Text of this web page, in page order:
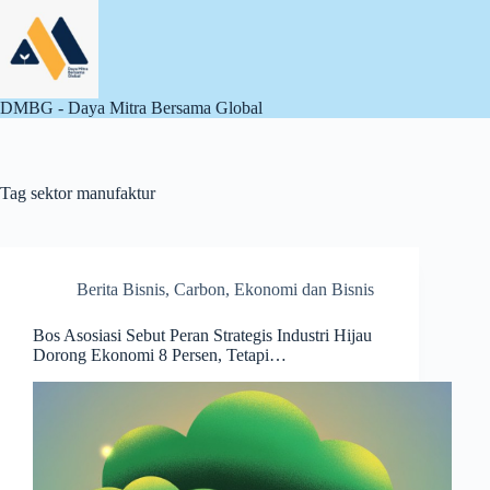
content
DMBG - Daya Mitra Bersama Global
Tag sektor manufaktur
Berita Bisnis, Carbon, Ekonomi dan Bisnis
Bos Asosiasi Sebut Peran Strategis Industri Hijau
Dorong Ekonomi 8 Persen, Tetapi…